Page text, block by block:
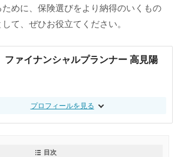
めに、保険選びをより納得のいくもの
て、ぜひお役立てください。
ファイナンシャルプランナー 高見陽
プロフィールを見る
目次